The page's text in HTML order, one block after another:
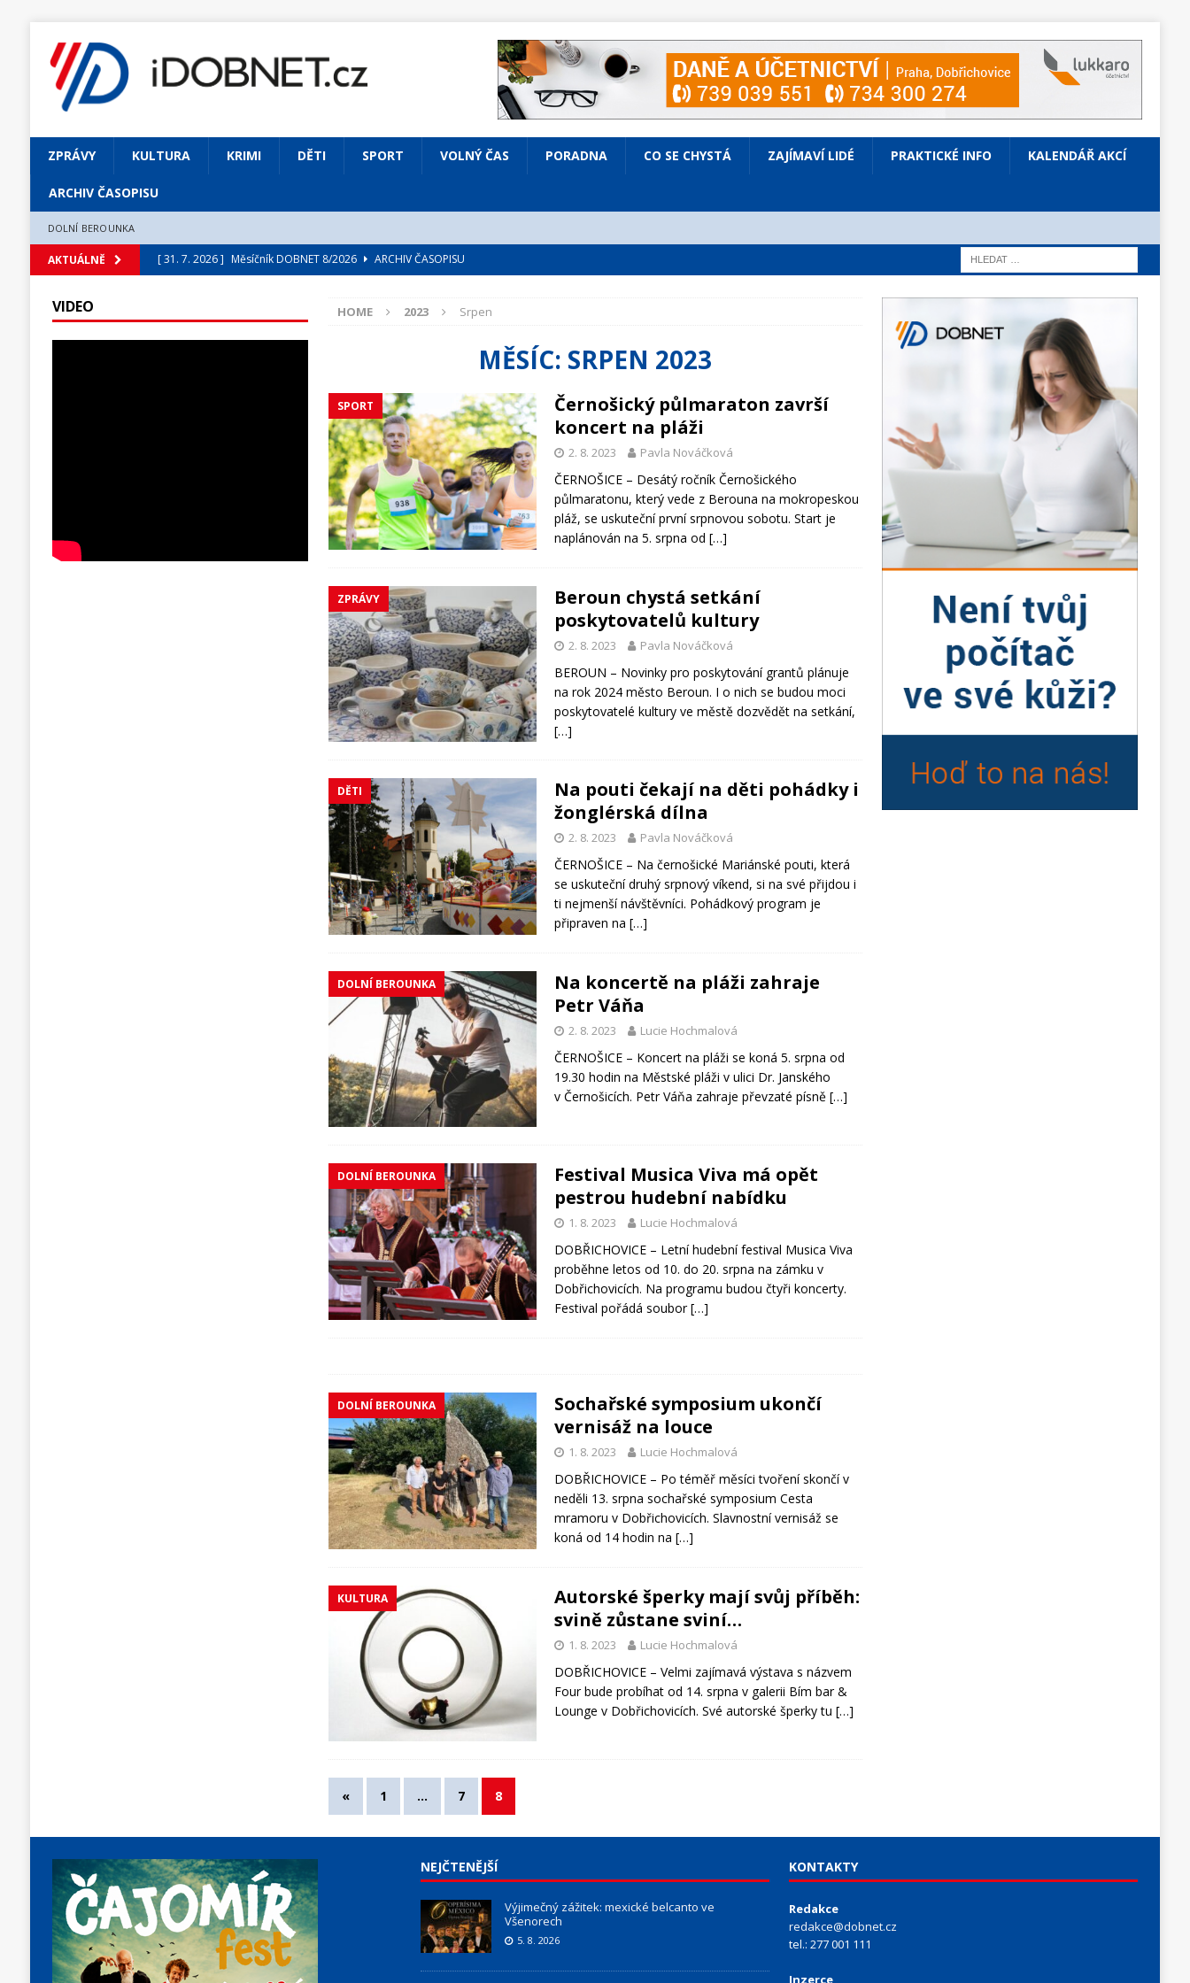
ZPRÁVY KULTURA KRIMI DĚTI SPORT VOLNÝ ČAS PORADNA CO SE CHYSTÁ ZAJÍMAVÍ LIDÉ PRAKTICKÉ INFO KALENDÁŘ AKCÍ
ARCHIV ČASOPISU
DOLNÍ BEROUNKA
AKTUÁLNĚ [ 31. 7. 2026 ] Měsíčník DOBNET 8/2026
ARCHIV ČASOPISU
[ 31. 7. 2026 ] Jednou Slavoj, vždycky Slavoj!
VOLNÝ ČAS
Zámek Liteň rozezní hvězdně obsazená Prodaná nevěsta
KULTURA
HOME 2023 Srpen
MĚSÍC: SRPEN 2023
SPORT
Černošický půlmaraton završí
koncert na pláži
2. 8. 2023 Pavla Nováčková
ČERNOŠICE – Desátý ročník Černošického
půlmaratonu, který vede z Berouna na mokropeskou
pláž, se uskuteční první srpnovou sobotu. Start je
naplánován na 5. srpna od[…]
ZPRÁVY
Beroun chystá setkání
poskytovatelů kultury
2. 8. 2023 Pavla Nováčková
BEROUN – Novinky pro poskytování grantů plánuje
na rok 2024 město Beroun. I o nich se budou moci
poskytovatelé kultury ve městě dozvědět na setkání,
[…]
DĚTI
Na pouti čekají na děti pohádky i
žonglérská dílna
2. 8. 2023 Pavla Nováčková
ČERNOŠICE – Na černošické Mariánské pouti, která
se uskuteční druhý srpnový víkend, si na své přijdou i
ti nejmenší návštěvníci. Pohádkový program je
připraven na[…]
DOLNÍ BEROUNKA
Na koncertě na pláži zahraje
Petr Váňa
2. 8. 2023 Lucie Hochmalová
ČERNOŠICE – Koncert na pláži se koná 5. srpna od
19.30 hodin na Městské pláži v ulici Dr. Janského
v Černošicích. Petr Váňa zahraje převzaté písně[…]
DOLNÍ BEROUNKA
Festival Musica Viva má opět
pestrou hudební nabídku
1. 8. 2023 Lucie Hochmalová
DOBŘICHOVICE – Letní hudební festival Musica Viva
proběhne letos od 10. do 20. srpna na zámku v
Dobřichovicích. Na programu budou čtyři koncerty.
Festival pořádá soubor[…]
DOLNÍ BEROUNKA
Sochařské symposium ukončí
vernisáž na louce
1. 8. 2023 Lucie Hochmalová
DOBŘICHOVICE – Po téměř měsíci tvoření skončí v
neděli 13. srpna sochařské symposium Cesta
mramoru v Dobřichovicích. Slavnostní vernisáž se
koná od 14 hodin na[…]
KULTURA
Autorské šperky mají svůj příběh:
svině zůstane sviní…
1. 8. 2023 Lucie Hochmalová
DOBŘICHOVICE – Velmi zajímavá výstava s názvem
Four bude probíhat od 14. srpna v galerii Bím bar &
Lounge v Dobřichovicích. Své autorské šperky tu[…]
« 1 … 7 8
VIDEO
NEJČTENĚJŠÍ
Výjimečný zážitek: mexické belcanto ve
Všenorech
5. 8. 2026
KONTAKTY
Redakce
redakce@dobnet.cz
tel.: 277 001 111
Inzerce